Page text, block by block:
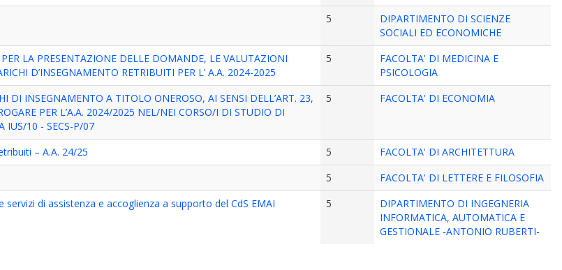
5
DIPARTIMENTO DI SCIENZE
SOCIALI ED ECONOMICHE
LA PRESENTAZIONE DELLE DOMANDE, LE VALUTAZIONI
D’INSEGNAMENTO RETRIBUITI PER L’ A.A. 2024-2025
5
FACOLTA' DI MEDICINA E
PSICOLOGIA
DI INSEGNAMENTO A TITOLO ONEROSO, AI SENSI DELL’ART. 23,
PER L’A.A. 2024/2025 NEL/NEI CORSO/I DI STUDIO DI
IUS/10 - SECS-P/07
5 FACOLTA' DI ECONOMIA
– A.A. 24/25 5
FACOLTA' DI ARCHITETTURA
5
FACOLTA' DI LETTERE E FILOSOFIA
di assistenza e accoglienza a supporto del CdS EMAI
5
DIPARTIMENTO DI INGEGNERIA
INFORMATICA, AUTOMATICA E
GESTIONALE -ANTONIO RUBERTI-